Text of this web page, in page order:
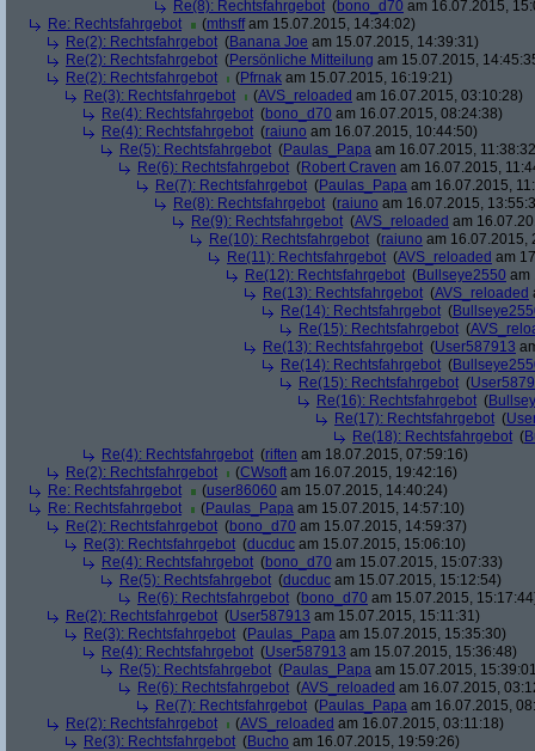
Re(8): Rechtsfahrgebot (bono_d70 am 16.07.2015,
Re: Rechtsfahrgebot
(mthsffam 15.07.2015, 14:34:02)
Re(2): Rechtsfahrgebot (Banana Joe am 15.07.2015, 14:39:31)
Re(2): Rechtsfahrgebot (Persönliche Mitteilung am 15.07.2015,
Re(2): Rechtsfahrgebot
(Pfrnak am 15.07.2015, 16:19:21)
Re(3): Rechtsfahrgebot
(AVS_reloaded am 16.07.2015, 03:10:28)
Re(4): Rechtsfahrgebot (bono_d70 am 16.07.2015, 08:24:38)
Re(4): Rechtsfahrgebot (raiuno am 16.07.2015, 10:44:50)
Re(5): Rechtsfahrgebot (Paulas_Papa am 16.07.2015,
Re(6): Rechtsfahrgebot (Robert Craven am 16.07.2015,
Re(7): Rechtsfahrgebot (Paulas_Papa am 16.07.2015,
Re(8): Rechtsfahrgebot (raiuno am 16.07.2015,
Re(9): Rechtsfahrgebot (AVS_reloaded am
Re(10): Rechtsfahrgebot (raiuno am 16.07.2015,
Re(11): Rechtsfahrgebot (AVS_reloaded am
Re(12): Rechtsfahrgebot (Bullseye2550 am
Re(13): Rechtsfahrgebot (AVS_reloaded
Re(14): Rechtsfahrgebot (
Re(15): Rechtsfahrgebot (
Re(13): Rechtsfahrgebot (User587913
Re(14): Rechtsfahrgebot (
Re(15): Rechtsfahrgebot (
Re(16): Rechtsfahrgebot (
Re(17): Rechtsfahrgebot (
Re(18): Rechtsfahrgebot (
Re(4): Rechtsfahrgebot (riften am 18.07.2015, 07:59:16)
Re(2): Rechtsfahrgebot
(CWsoft am 16.07.2015, 19:42:16)
Re: Rechtsfahrgebot
(user86060 am 15.07.2015, 14:40:24)
Re: Rechtsfahrgebot
(Paulas_Papa am 15.07.2015, 14:57:10)
Re(2): Rechtsfahrgebot (bono_d70 am 15.07.2015, 14:59:37)
Re(3): Rechtsfahrgebot (ducduc am 15.07.2015, 15:06:10)
Re(4): Rechtsfahrgebot (bono_d70 am 15.07.2015, 15:07:33)
Re(5): Rechtsfahrgebot (ducduc am 15.07.2015, 15:12:54)
Re(6): Rechtsfahrgebot (bono_d70 am 15.07.2015,
Re(2): Rechtsfahrgebot (User587913 am 15.07.2015, 15:11:31)
Re(3): Rechtsfahrgebot (Paulas_Papa am 15.07.2015, 15:35:30)
Re(4): Rechtsfahrgebot (User587913 am 15.07.2015, 15:36:48)
Re(5): Rechtsfahrgebot (Paulas_Papa am 15.07.2015,
Re(6): Rechtsfahrgebot (AVS_reloaded am 16.07.2015,
Re(7): Rechtsfahrgebot (Paulas_Papa am 16.07.2015,
Re(2): Rechtsfahrgebot
(AVS_reloaded am 16.07.2015, 03:11:18)
Re(3): Rechtsfahrgebot (Bucho am 16.07.2015, 19:59:26)